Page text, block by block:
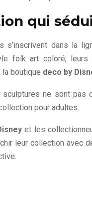
qui
s’inscrivent dans la
folk art coloré,
boutique deco by
sculptures ne sont
pour adultes.
et les
leur collection avec